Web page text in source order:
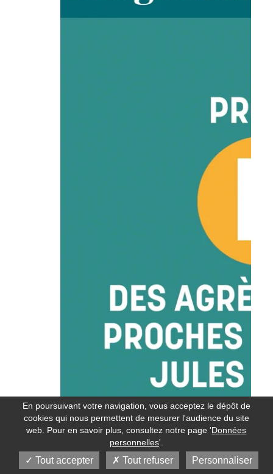
En poursuivant votre navigation, vous acceptez le dépôt de
cookies qui nous permettent de mesurer l'audience du site
web. Pour en savoir plus, consultez notre page 'Données
personnelles'.
Tout accepter Tout refuser Personnaliser